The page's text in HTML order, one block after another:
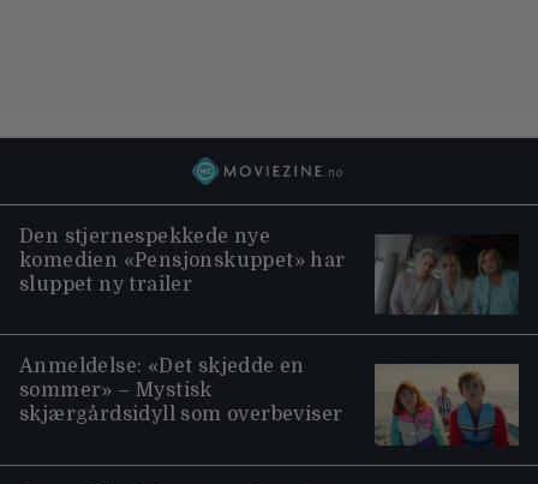
Den stjernespekkede nye
komedien «Pensjonskuppet» har
sluppet ny trailer
Anmeldelse: «Det skjedde en
sommer» – Mystisk
skjærgårdsidyll som overbeviser